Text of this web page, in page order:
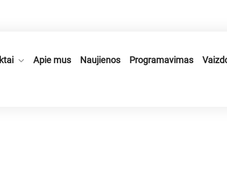
Apie mus Naujienos Programavimas